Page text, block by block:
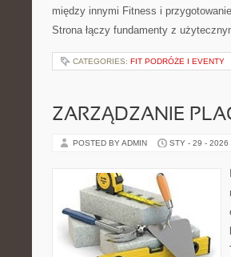
między innymi Fitness i
Strona łączy fundamenty z
CATEGORIES: FIT PODRÓŻE I EVENTY
ZARZĄDZANIE
POSTED BY ADMIN STY - 29 - 2026